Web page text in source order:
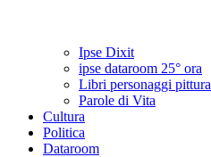
Ipse Dixit
ipse dataroom 25° ora
Libri personaggi pittura
Parole di Vita
Cultura
Politica
Dataroom